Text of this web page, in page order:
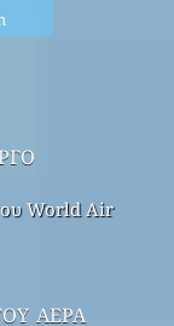
World Air
αέρα